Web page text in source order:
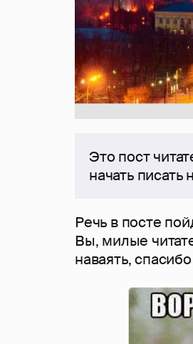
Это пост
начать
Речь в посте
Вы, милые
наваять,